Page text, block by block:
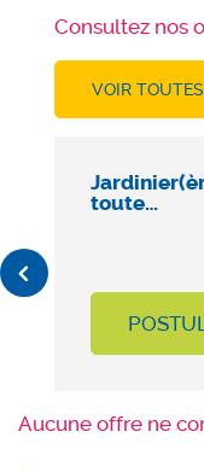
Consultez nos
VOIR
toute…
Aucune offre ne